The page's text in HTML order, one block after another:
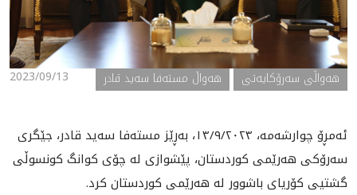
2023/09/13 ھەواڵی سەرۆکایەتی هەواڵ مستەفا سەید قادر
ئەمڕۆ چوارشەمە، ١٣/٩/٢٠٢٣، بەڕێز مستەفا سەید قادر، جێگری
سەرۆکی هەرێمی کوردستان، پێشوازی لە چۆی کوانگ کونسوڵی
گشتیی کۆریای باشوور لە هەرێمی کوردستان کرد.